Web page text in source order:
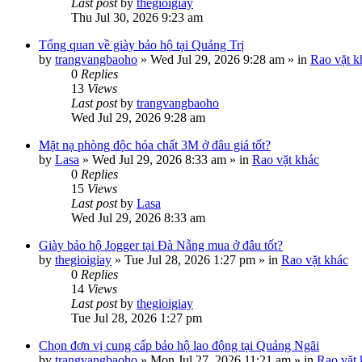
Last post by thegioigiay
Thu Jul 30, 2026 9:23 am
Tổng quan về giày bảo hộ tại Quảng Trị
by trangvangbaoho » Wed Jul 29, 2026 9:28 am » in Rao vặt
0 Replies
13 Views
Last postby trangvangbaoho
Wed Jul 29, 2026 9:28 am
Mặt nạ phòng độc hóa chất 3M ở đâu giá tốt?
by Lasa » Wed Jul 29, 2026 8:33 am » in Rao vặt khác
0 Replies
15 Views
Last postby Lasa
Wed Jul 29, 2026 8:33 am
Giày bảo hộ Jogger tại Đà Nẵng mua ở đâu tốt?
by thegioigiay » Tue Jul 28, 2026 1:27 pm » in Rao vặt khác
0 Replies
14 Views
Last postby thegioigiay
Tue Jul 28, 2026 1:27 pm
Chọn đơn vị cung cấp bảo hộ lao động tại Quảng Ngãi